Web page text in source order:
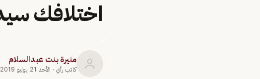
اختلافك
منيرة بنت عبدالسلام
كاتب رأي · الأحد 21 يوليو 2019